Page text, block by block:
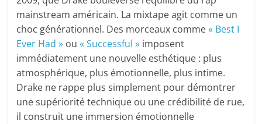
mainstream américain. La mixtape agit comme un
choc générationnel. Des morceaux comme« Best I
Ever Had » ou« Successful » imposent
immédiatement une nouvelle esthétique : plus
atmosphérique, plus émotionnelle, plus intime.
Drake ne rappe plus simplement pour démontrer
une supériorité technique ou une crédibilité de rue,
il construit une immersion émotionnelle